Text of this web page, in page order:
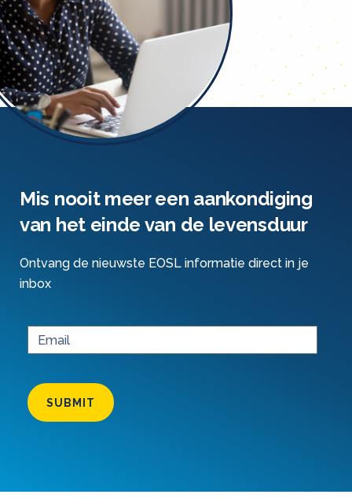
Mis nooit meer een aankondiging
van het einde van de levensduur
Ontvang de nieuwste EOSL informatie direct in je
inbox
SUBMIT